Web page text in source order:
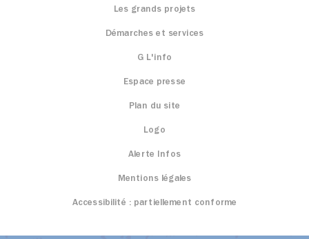
Les grands projets
Démarches et services
G L'info
Espace presse
Plan du site
Logo
Alerte Infos
Mentions légales
Accessibilité : partiellement conforme